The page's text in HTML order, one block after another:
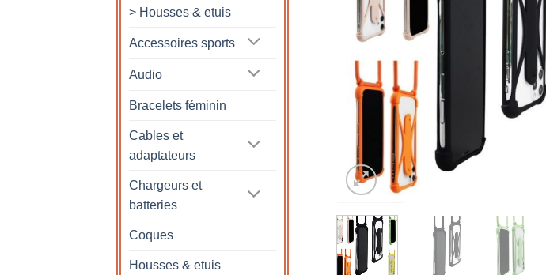
> Housses & etuis
Accessoires sports
Audio
Bracelets féminin
Cables et
adaptateurs
Chargeurs et
batteries
Coques
Housses & etuis